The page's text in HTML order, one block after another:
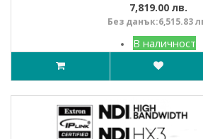
7,819.00 лв.
Без данък:6,515.83
В наличност